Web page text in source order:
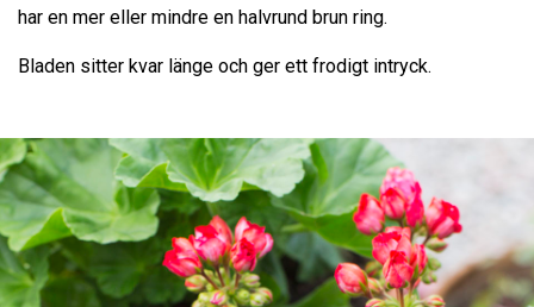
har en mer eller mindre en halvrund brun ring.
Bladen sitter kvar länge och ger ett frodigt intryck.